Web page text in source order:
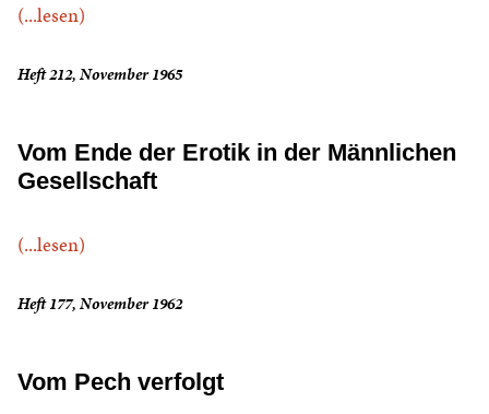
(...lesen)
Heft 212, November 1965
Vom Ende der Erotik in der Männlichen
Gesellschaft
(...lesen)
Heft 177, November 1962
Vom Pech verfolgt